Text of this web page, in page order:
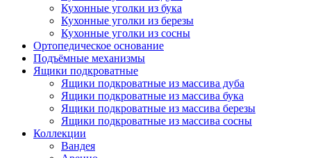
Кухонные уголки из бука
Кухонные уголки из березы
Кухонные уголки из сосны
Ортопедическое основание
Подъёмные механизмы
Ящики подкроватные
Ящики подкроватные из массива дуба
Ящики подкроватные из массива бука
Ящики подкроватные из массива березы
Ящики подкроватные из массива сосны
Коллекции
Вандея